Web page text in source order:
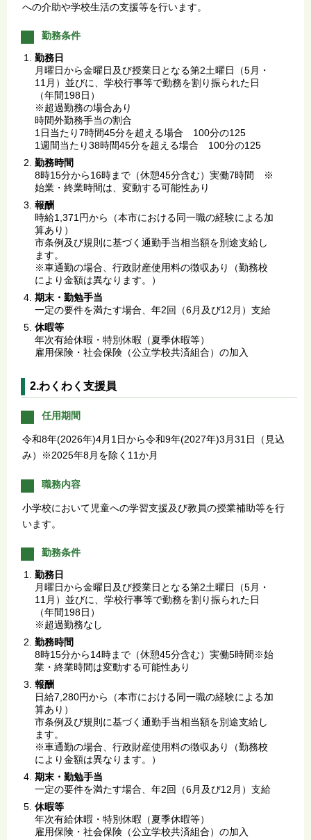
への介助や学校生活の支援等を行います。
勤務条件
勤務日
月曜日から金曜日及び授業日となる第2土曜日（5月・
11月）並びに、学校行事等で勤務を割り振られた日
（年間198日）
※超過勤務の場合あり
時間外勤務手当の割合
1日当たり7時間45分を超える場合 100分の125
1週間当たり38時間45分を超える場合 100分の125
勤務時間
8時15分から16時まで（休憩45分含む）実働7時間 ※
始業・終業時間は、変動する可能性あり
報酬
時給1,371円から（本市における同一職の経験による加
算あり）
市条例及び規則に基づく通勤手当相当額を別途支給し
ます。
※車通勤の場合、行政財産使用料の徴収あり（勤務校
により金額は異なります。）
期末・勤勉手当
一定の要件を満たす場合、年2回（6月及び12月）支給
休暇等
年次有給休暇・特別休暇（夏季休暇等）
雇用保険・社会保険（公立学校共済組合）の加入
2.わくわく支援員
任用期間
令和8年(2026年)4月1日から令和9年(2027年)3月31日（見込
み）※2025年8月を除く11か月
職務内容
小学校において児童への学習支援及び教員の授業補助等を行
います。
勤務条件
勤務日
月曜日から金曜日及び授業日となる第2土曜日（5月・
11月）並びに、学校行事等で勤務を割り振られた日
（年間198日）
※超過勤務なし
勤務時間
8時15分から14時まで（休憩45分含む）実働5時間※始
業・終業時間は変動する可能性あり
報酬
日給7,280円から（本市における同一職の経験による加
算あり）
市条例及び規則に基づく通勤手当相当額を別途支給し
ます。
※車通勤の場合、行政財産使用料の徴収あり（勤務校
により金額は異なります。）
期末・勤勉手当
一定の要件を満たす場合、年2回（6月及び12月）支給
休暇等
年次有給休暇・特別休暇（夏季休暇等）
雇用保険・社会保険（公立学校共済組合）の加入